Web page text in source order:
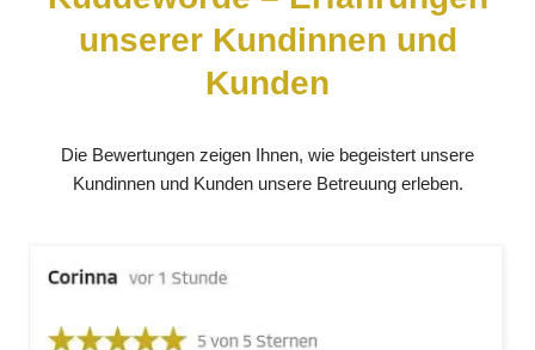
unserer Kundinnen und
Kunden
Die Bewertungen zeigen Ihnen, wie begeistert unsere
Kundinnen und Kunden unsere Betreuung erleben.